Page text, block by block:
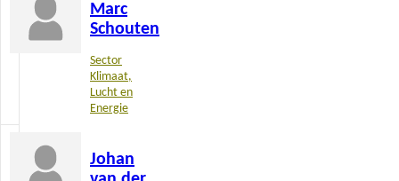
Marc
Schouten
Sector
Klimaat,
Lucht en
Energie
Johan